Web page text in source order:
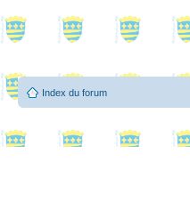
Index du forum